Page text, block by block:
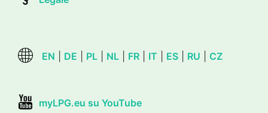
EN DE PL NL FR IT ES RU CZ
myLPG.eu su YouTube